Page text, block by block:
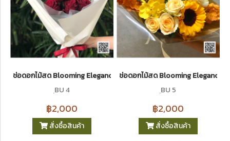
ช่อดอกไม้สด Blooming Elegance 4
ฺBU 4
฿2,000
สั่งซื้อสินค้า
ช่อดอกไม้สด Blooming Elegance 5
ฺBU 5
฿2,000
สั่งซื้อสินค้า